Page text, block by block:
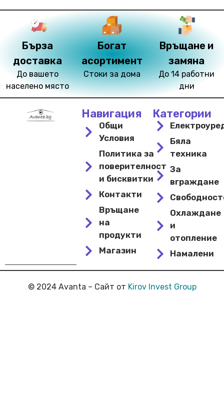
Бърза
доставка
До вашето
населено място
Богат
асортимент
Стоки за дома
Връщане и
замяна
До 14 работни
дни
Навигация
Общи
Условия
Политика за
поверителност
и бисквитки
Контакти
Връщане
на
продукти
Магазин
Категории
Бяла
техника
За
вграждане
Охлаждане
и
отопление
Намалени
© 2024 Avanta – Сайт от Kirov Invest Group